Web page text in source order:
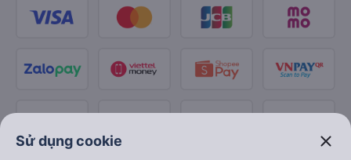
Sử dụng cookie close